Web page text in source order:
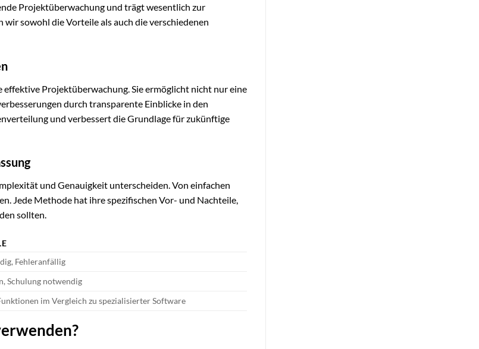
Projektüberwachung und trägt wesentlich zur
sowohl die Vorteile als auch die verschiedenen
effektive Projektüberwachung. Sie ermöglicht nicht nur eine
durch transparente Einblicke in den
und verbessert die Grundlage für zukünftige
und Genauigkeit unterscheiden. Von einfachen
Jede Methode hat ihre spezifischen Vor- und Nachteile,
sollten.
Fehleranfällig
Schulung notwendig
im Vergleich zu spezialisierter Software